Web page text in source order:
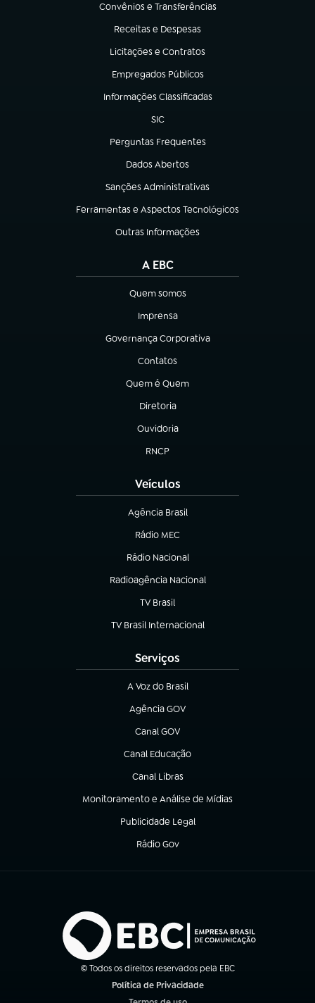
Convênios e Transferências
(abre em nova aba)
Receitas e Despesas
(abre em nova aba)
Licitações e Contratos
(abre em nova aba)
Empregados Públicos
(abre em nova aba)
Informações Classificadas
(abre em nova aba)
SIC
(abre em nova aba)
Perguntas Frequentes
(abre em nova aba)
Dados Abertos
(abre em nova aba)
Sanções Administrativas
(abre em nova aba)
Ferramentas e Aspectos Tecnológicos
(abre em nova aba)
Outras Informações
(abre em nova aba)
A EBC
Quem somos
(abre em nova aba)
Imprensa
(abre em nova aba)
Governança Corporativa
(abre em nova aba)
Contatos
(abre em nova aba)
Quem é Quem
(abre em nova aba)
Diretoria
(abre em nova aba)
Ouvidoria
(abre em nova aba)
RNCP
(abre em nova aba)
Veículos
Agência Brasil
(abre em nova aba)
Rádio MEC
(abre em nova aba)
Rádio Nacional
Radioagência Nacional
(abre em nova aba)
TV Brasil
(abre em nova aba)
TV Brasil Internacional
(abre em nova aba)
Serviços
A Voz do Brasil
(abre em nova aba)
Agência GOV
(abre em nova aba)
Canal GOV
(abre em nova aba)
Canal Educação
(abre em nova aba)
Canal Libras
(abre em nova aba)
Monitoramento e Análise de Mídias
(abre em nova aba)
Publicidade Legal
(abre em nova aba)
Rádio Gov
(abre em nova aba)
© Todos os direitos reservados pela EBC
Política de Privacidade